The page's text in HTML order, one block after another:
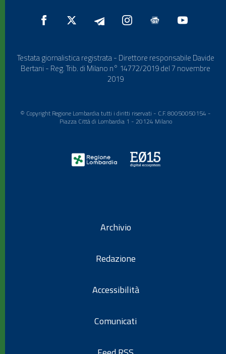
Testata giornalistica registrata - Direttore responsabile Davide
Bertani - Reg. Trib. di Milano n° 14772/2019 del 7 novembre
2019
© Copyright Regione Lombardia tutti i diritti riservati - C.F. 80050050154 -
Piazza Città di Lombardia 1 - 20124 Milano
Archivio
Redazione
Accessibilità
Comunicati